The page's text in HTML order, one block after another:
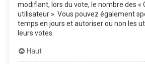
modifiant, lors du vote, le nombre des «
utilisateur ». Vous pouvez également
temps en jours et autoriser ou non les
leurs votes.
Haut